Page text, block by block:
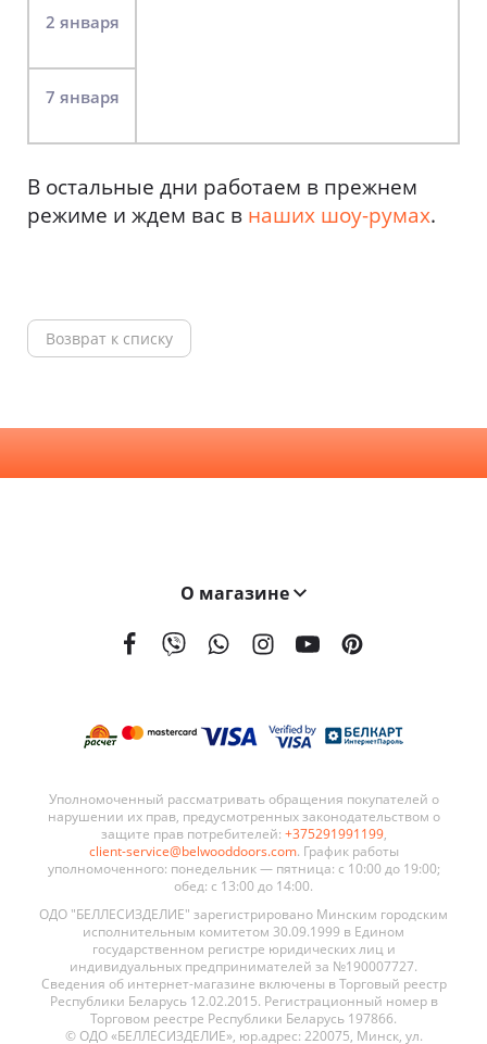
2 января
7 января
В остальные дни работаем в прежнем
режиме и ждем вас в наших шоу-румах.
Возврат к списку
О магазине
Уполномоченный рассматривать обращения покупателей о
нарушении их прав, предусмотренных законодательством о
защите прав потребителей: +375291991199,
client-service@belwooddoors.com. График работы
уполномоченного: понедельник — пятница: с 10:00 до 19:00;
обед: с 13:00 до 14:00.
ОДО "БЕЛЛЕСИЗДЕЛИЕ" зарегистрировано Минским городским
исполнительным комитетом 30.09.1999 в Едином
государственном регистре юридических лиц и
индивидуальных предпринимателей за №190007727.
Сведения об интернет-магазине включены в Торговый реестр
Республики Беларусь 12.02.2015. Регистрационный номер в
Торговом реестре Республики Беларусь 197866.
© ОДО «БЕЛЛЕСИЗДЕЛИЕ», юр.адрес: 220075, Минск, ул.